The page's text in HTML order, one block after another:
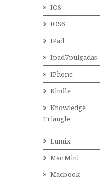
IOS
IOS6
IPad
Ipad7pulgadas
IPhone
Kindle
Knowledge
Triangle
Lumix
Mac Mini
Macbook